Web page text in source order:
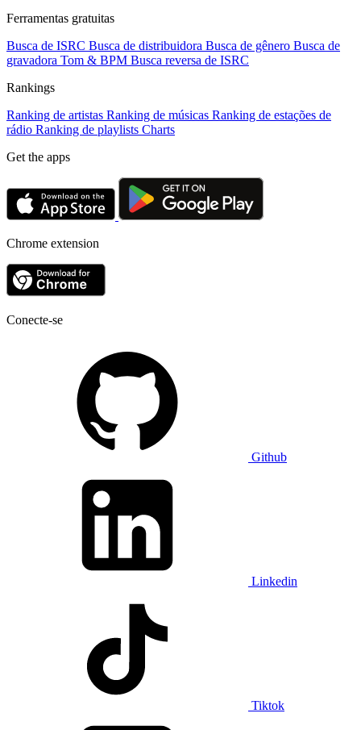
Ferramentas gratuitas
Busca de ISRC Busca de distribuidora Busca de gênero Busca de
gravadora Tom & BPM Busca reversa de ISRC
Rankings
Ranking de artistas Ranking de músicas Ranking de estações de
rádio Ranking de playlists Charts
Get the apps
Chrome extension
Conecte-se
Github
Linkedin
Tiktok